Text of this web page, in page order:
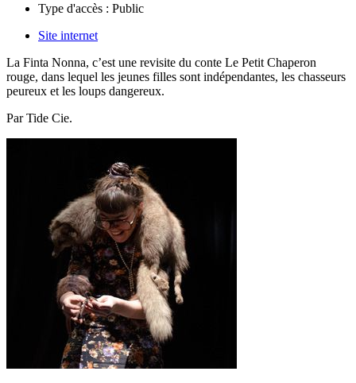
Type d'accès : Public
Site internet
La Finta Nonna, c’est une revisite du conte Le Petit Chaperon
rouge, dans lequel les jeunes filles sont indépendantes, les chasseurs
peureux et les loups dangereux.
ParTide Cie.